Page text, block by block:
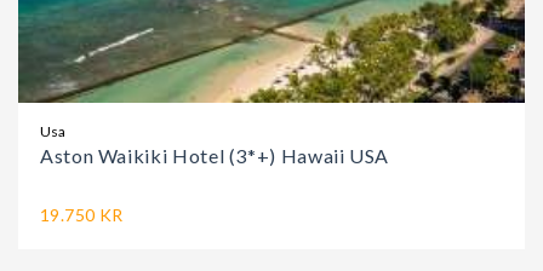
Usa
Aston Waikiki Hotel (3*+) Hawaii USA
19.750 KR